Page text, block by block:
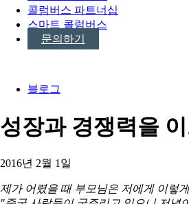
콜럼버스 파트너십
스마트 콜럼버스
문의하기
블로그
성장과 경쟁력을
2016년 2월 1일
제가 어렸을 때 부모님은 저에게 이렇